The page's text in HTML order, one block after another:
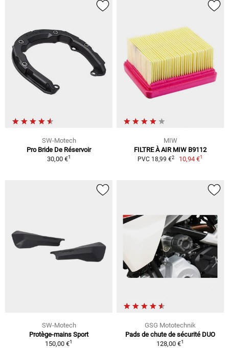
SW-Motech
Pro Bride De Réservoir
30,00 €1
MIW
FILTRE À AIR MIW B9112
PVC 18,99 €2 10,94 €1
SW-Motech
Protège-mains Sport
150,00 €1
GSG Mototechnik
Pads de chute de sécurité DUO
128,00 €1